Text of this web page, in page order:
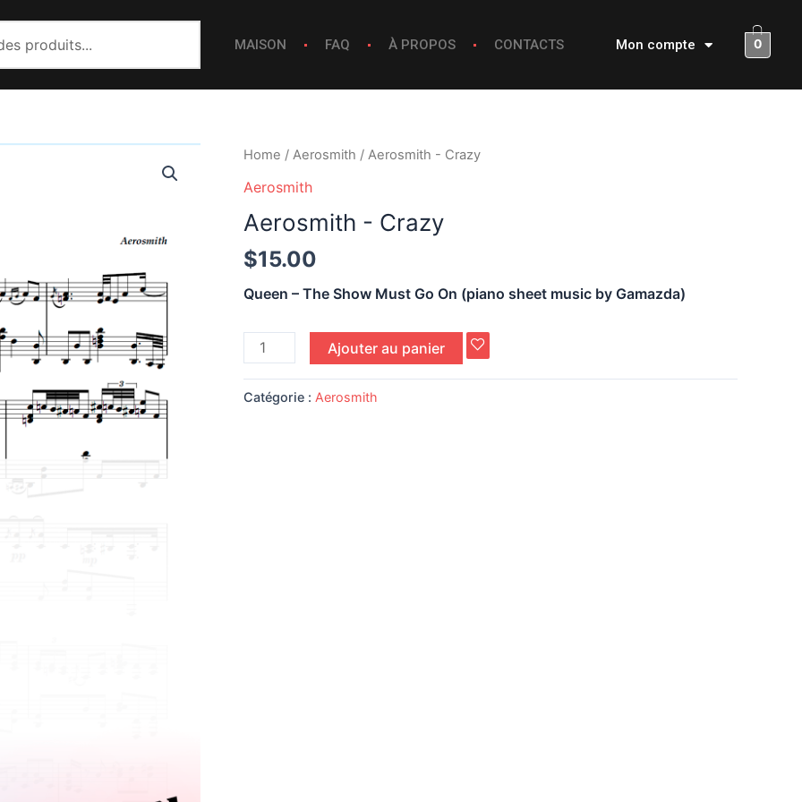
MAISON FAQ À PROPOS CONTACTS Mon compte 0
Home / Aerosmith / Aerosmith - Crazy
Aerosmith
Aerosmith - Crazy
$15.00
Queen – The Show Must Go On (piano sheet music by Gamazda)
Aerosmith
-
quantity
Ajouter au panier
Catégorie : Aerosmith